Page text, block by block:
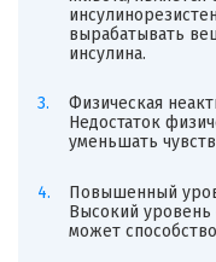
вырабатывать
инсулина.
Физическая
Недостаток
уменьшать
Повышенный
Высокий
может